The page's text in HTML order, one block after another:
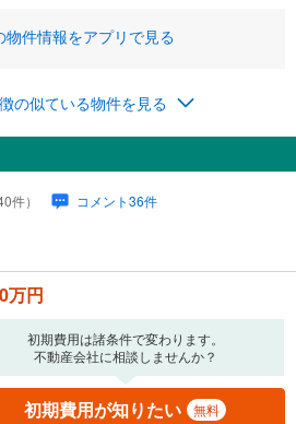
物件情報をアプリで見る
の似ている物件を見る
件） コメント36件
万円
初期費用は諸条件で変わります。
不動産会社に相談しませんか？
初期費用が知りたい 無料